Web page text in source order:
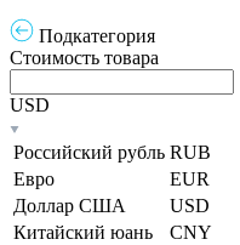
Подкатегория
Стоимость товара
USD
Российский рубль RUB
Евро
EUR
Доллар США
USD
Китайский юань
CNY